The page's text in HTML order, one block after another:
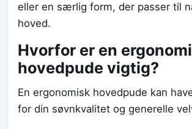
eller en særlig form, der passer til
hoved.
Hvorfor er en
hovedpude vigtig?
En ergonomisk hovedpude kan
for din søvnkvalitet og generelle